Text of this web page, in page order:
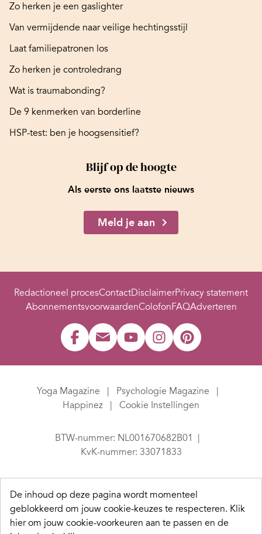
Zo herken je een gaslighter
Van vermijdende naar veilige hechtingsstijl
Laat familiepatronen los
Zo herken je controledrang
Wat is traumabonding?
De 9 kenmerken van borderline
HSP-test: ben je hoogsensitief?
Blijf op de hoogte
Als eerste ons laatste nieuws
Meld je aan
Redactioneel procesContactDisclaimerPrivacy statement
AbonnementsvoorwaardenColofonFAQAdverteren
Yoga Magazine
Psychologie Magazine
Happinez
Cookie Instellingen
BTW-nummer: NL001670682B01
KvK-nummer: 33071833
De inhoud op deze pagina wordt momenteel
geblokkeerd om jouw cookie-keuzes te respecteren. Klik
hier om jouw cookie-voorkeuren aan te passen en de